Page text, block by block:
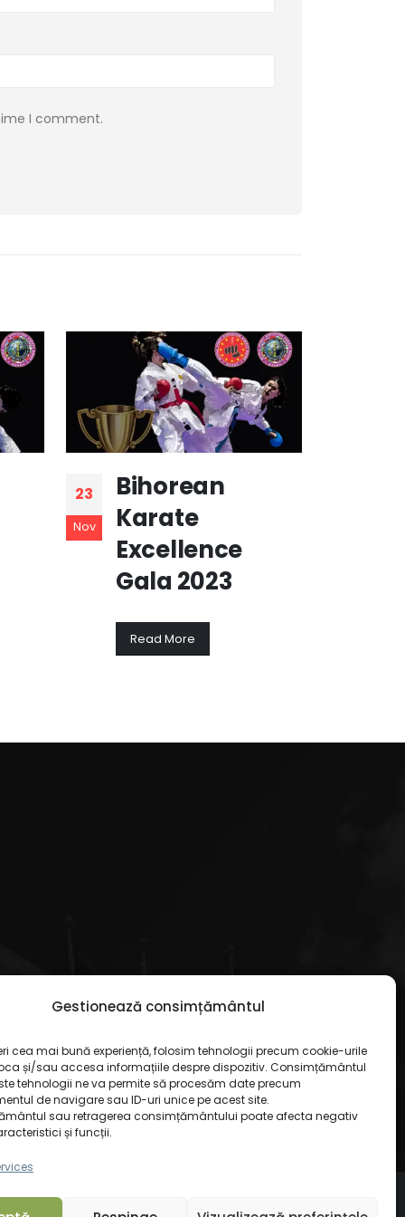
Gestionează consimțământul
cea mai bună experiență, folosim tehnologii precum cookie-urile
și/sau accesa informațiile despre dispozitiv. Consimțământul
tehnologii ne va permite să procesăm date precum
de navigare sau ID-uri unice pe acest site.
sau retragerea consimțământului poate afecta negativ
și funcții.
I comment.
23
Nov
Bihorean
Karate
Excellence
Gala 2023
Read More